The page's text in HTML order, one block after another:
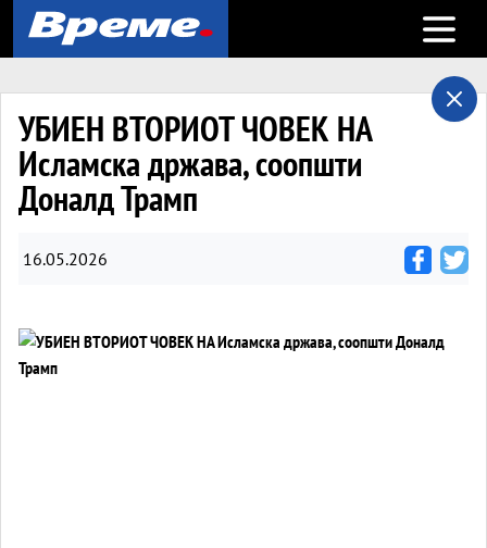
Open
УБИЕН ВТОРИОТ ЧОВЕК НА
Исламска држава, соопшти
Доналд Трамп
16.05.2026